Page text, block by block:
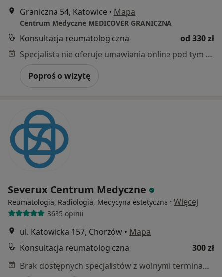
Graniczna 54, Katowice • Mapa
Centrum Medyczne MEDICOVER GRANICZNA
Konsultacja reumatologiczna
od 330 zł
Specjalista nie oferuje umawiania online pod tym adresem.
Poproś o wizytę
Severux Centrum Medyczne
Reumatologia, Radiologia, Medycyna estetyczna · Więcej
3685 opinii
ul. Katowicka 157, Chorzów • Mapa
Konsultacja reumatologiczna
300 zł
Brak dostępnych specjalistów z wolnymi terminami w tym centrum medycznym.